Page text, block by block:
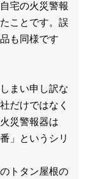
宅の火災警報
ことです。誤
も同様です
まい申し訳な
だけではなく
災警報器は
」というシリ
トタン屋根の